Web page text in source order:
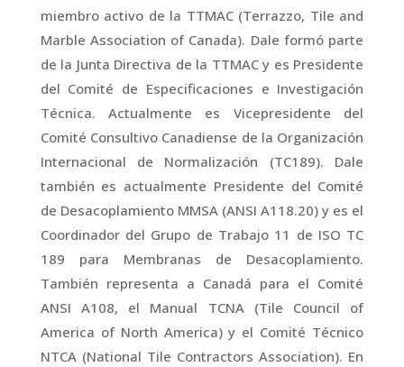
miembro activo de la TTMAC (Terrazzo, Tile and
Marble Association of Canada). Dale formó parte
de la Junta Directiva de la TTMAC y es Presidente
del Comité de Especificaciones e Investigación
Técnica. Actualmente es Vicepresidente del
Comité Consultivo Canadiense de la Organización
Internacional de Normalización (TC189). Dale
también es actualmente Presidente del Comité
de Desacoplamiento MMSA (ANSI A118.20) y es el
Coordinador del Grupo de Trabajo 11 de ISO TC
189 para Membranas de Desacoplamiento.
También representa a Canadá para el Comité
ANSI A108, el Manual TCNA (Tile Council of
America of North America) y el Comité Técnico
NTCA (National Tile Contractors Association). En